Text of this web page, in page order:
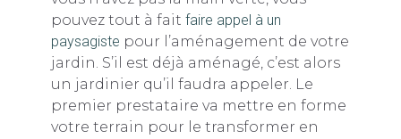
pouvez tout à fait faire appel à un
paysagiste pour l’aménagement de votre
jardin. S’il est déjà aménagé, c’est alors
un jardinier qu’il faudra appeler. Le
premier prestataire va mettre en forme
votre terrain pour le transformer en